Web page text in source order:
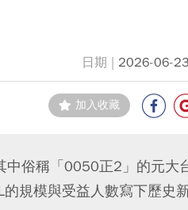
2026-06-
加入收藏
中俗稱「0050正2」的元大
規模與受益人數寫下歷史